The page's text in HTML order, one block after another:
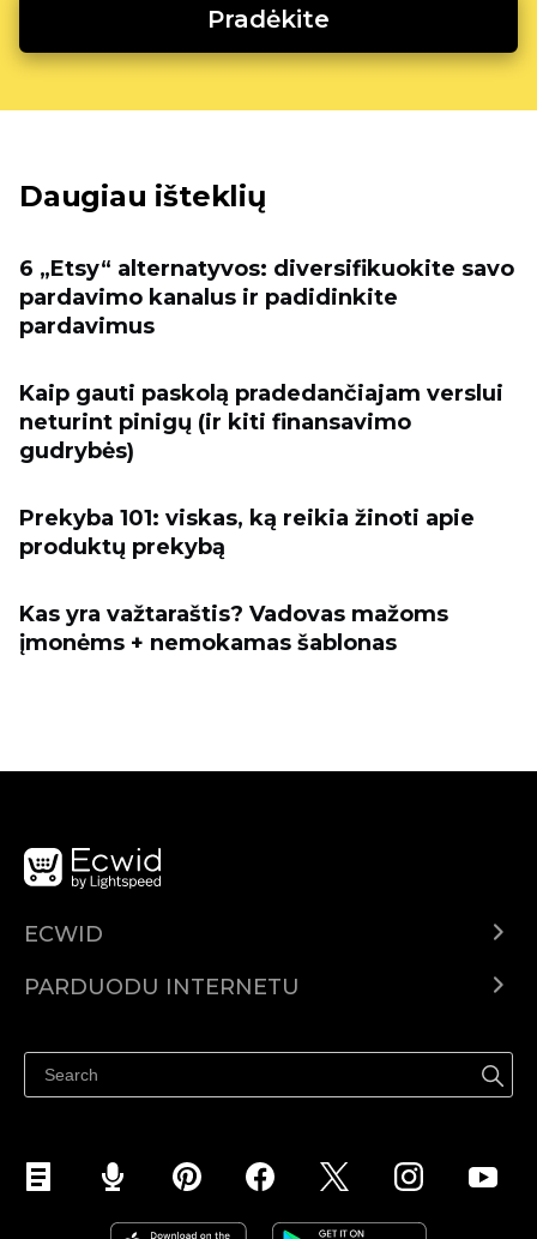
Pradėkite
Daugiau išteklių
6 „Etsy“ alternatyvos: diversifikuokite savo
pardavimo kanalus ir padidinkite
pardavimus
Kaip gauti paskolą pradedančiajam verslui
neturint pinigų (ir kiti finansavimo
gudrybės)
Prekyba 101: viskas, ką reikia žinoti apie
produktų prekybą
Kas yra važtaraštis? Vadovas mažoms
įmonėms + nemokamas šablonas
ECWID
Kainodara
PARDUODU INTERNETU
Parduodu Facebook
Parduodu Instagram